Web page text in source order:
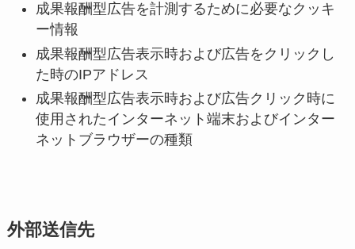
成果報酬型広告を計測するために必要なクッキ
ー情報
成果報酬型広告表示時および広告をクリックし
た時のIPアドレス
成果報酬型広告表示時および広告クリック時に
使用されたインターネット端末およびインター
ネットブラウザーの種類
外部送信先